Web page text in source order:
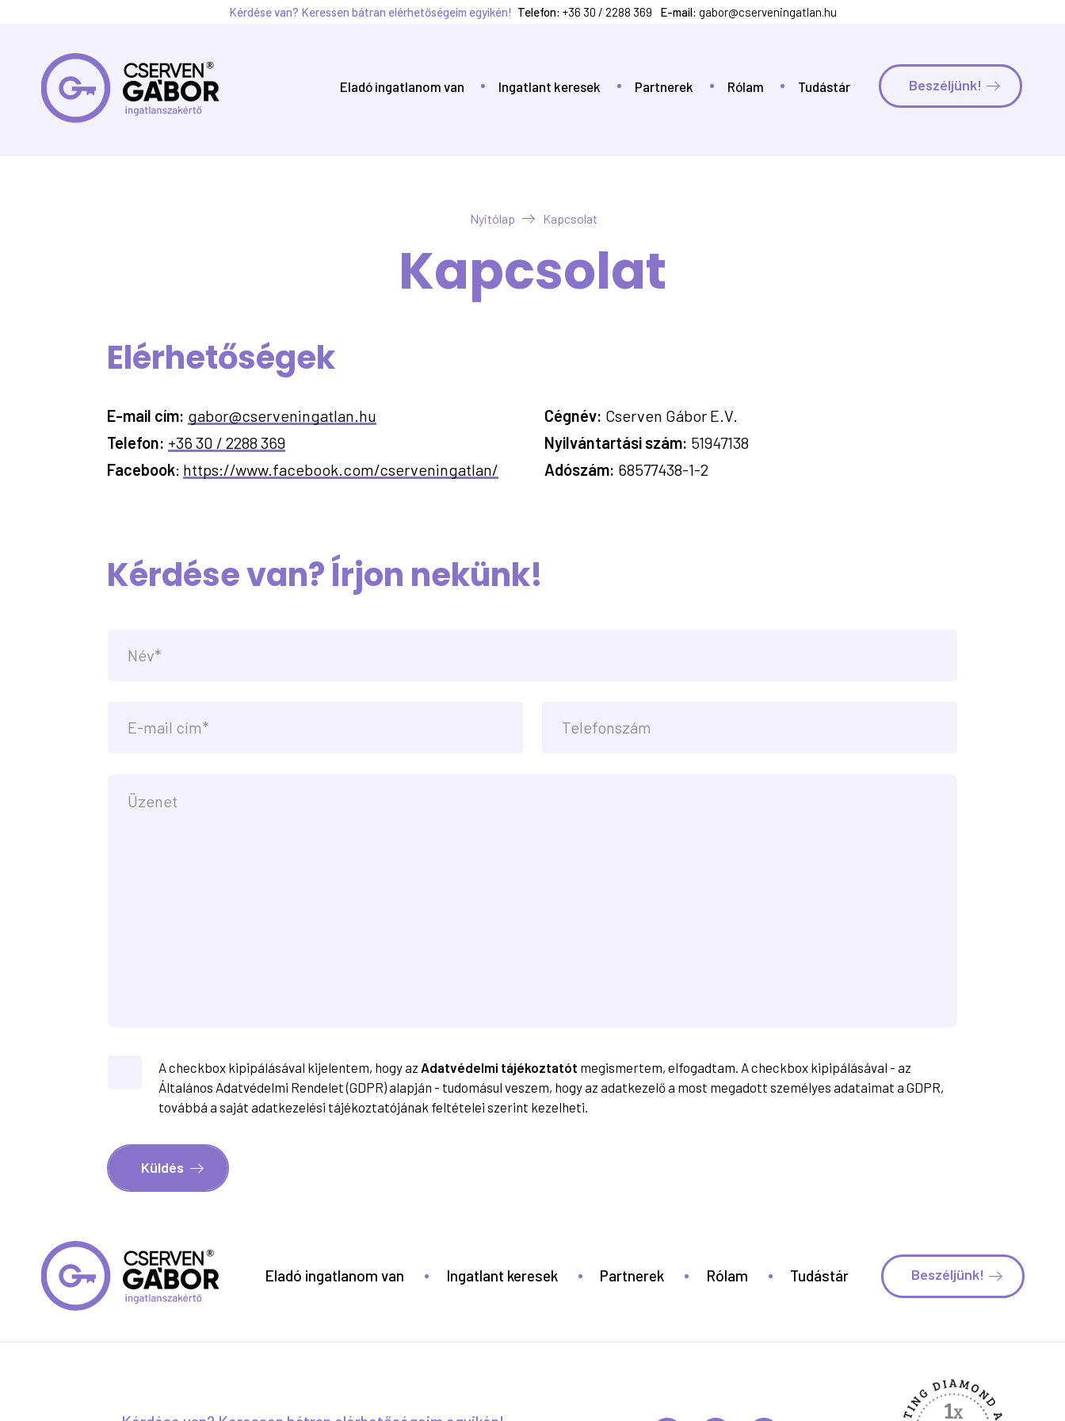
Kérdése van? Keressen bátran elérhetőségeim egyikén! Telefon: +36 30 / 2288 369 E-mail: gabor@cserveningatlan.hu
Eladó ingatlanom van Ingatlant keresek Partnerek Rólam Tudástár Beszéljünk!
Nyitólap Kapcsolat
Kapcsolat
Elérhetőségek
E-mail cím: gabor@cserveningatlan.hu
Telefon: +36 30 / 2288 369
Facebook: https://www.facebook.com/cserveningatlan/
Cégnév: Cserven Gábor E.V.
Nyilvántartási szám: 51947138
Adószám: 68577438-1-2
Kérdése van? Írjon nekünk!
A checkbox kipipálásával kijelentem, hogy az Adatvédelmi tájékoztatót megismertem, elfogadtam. A checkbox kipipálásával - az
Általános Adatvédelmi Rendelet (GDPR) alapján - tudomásul veszem, hogy az adatkezelő a most megadott személyes adataimat a GDPR,
továbbá a saját adatkezelési tájékoztatójának feltételei szerint kezelheti.
Küldés
Eladó ingatlanom van Ingatlant keresek Partnerek Rólam Tudástár Beszéljünk!